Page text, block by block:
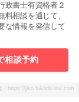
政書士有資格者２
相談を通じて、
な情報を発信して
相談予約
：https://jiko.fukada-law.com